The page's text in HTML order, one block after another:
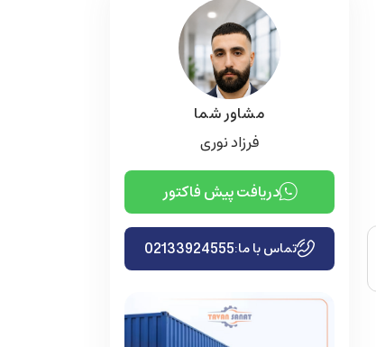
مشاور شما
فرزاد نوری
دریافت پیش فاکتور
تماس با ما:02133924555